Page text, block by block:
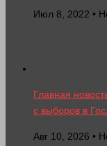
Июл 8, 2022 •
Главная
с выборов в
Авг 10, 2026 •